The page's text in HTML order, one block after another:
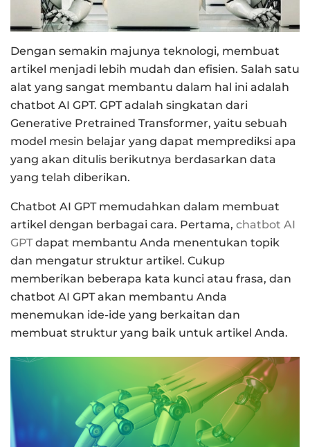
Dengan semakin majunya teknologi, membuat
artikel menjadi lebih mudah dan efisien. Salah satu
alat yang sangat membantu dalam hal ini adalah
chatbot AI GPT. GPT adalah singkatan dari
Generative Pretrained Transformer, yaitu sebuah
model mesin belajar yang dapat memprediksi apa
yang akan ditulis berikutnya berdasarkan data
yang telah diberikan.
Chatbot AI GPT memudahkan dalam membuat
artikel dengan berbagai cara. Pertama, chatbot AI
GPTdapat membantu Anda menentukan topik
dan mengatur struktur artikel. Cukup
memberikan beberapa kata kunci atau frasa, dan
chatbot AI GPT akan membantu Anda
menemukan ide-ide yang berkaitan dan
membuat struktur yang baik untuk artikel Anda.